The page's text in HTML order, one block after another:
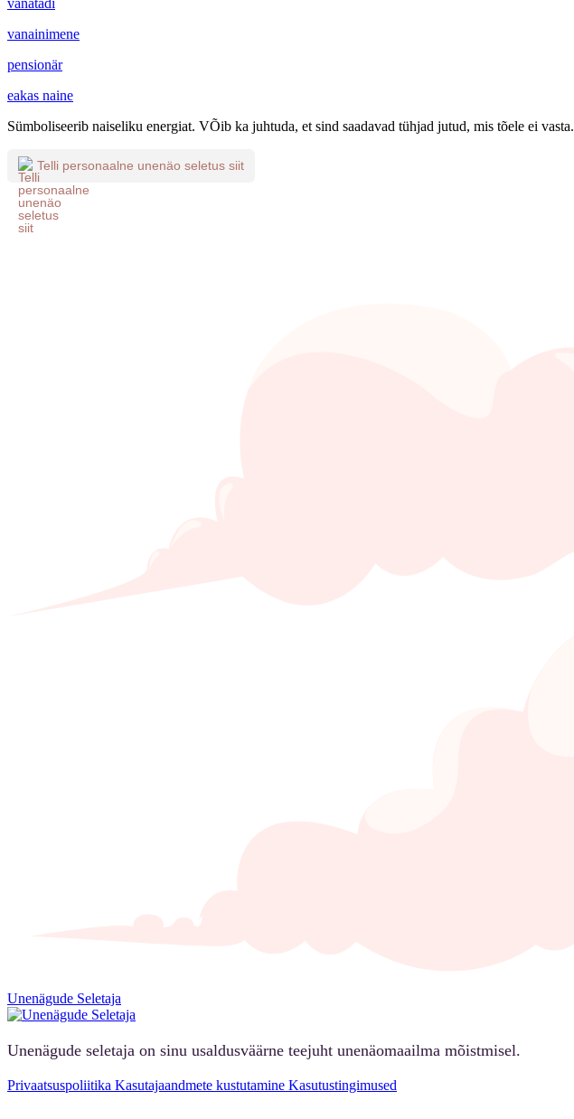
vanainimene
pensionär
eakas naine
Sümboliseerib naiseliku energiat. VÕib ka juhtuda, et sind saadavad tühjad jutud, mis tõele ei vasta.
Telli personaalne unenäo seletus siit
Unenägude Seletaja
Unenägude seletaja on sinu usaldusväärne teejuht unenäomaailma mõistmisel.
Privaatsuspoliitika Kasutajaandmete kustutamine Kasutustingimused